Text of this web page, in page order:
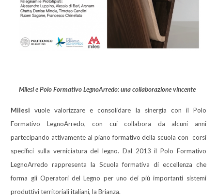
Milesi e Polo Formativo LegnoArredo: una collaborazione vincente
Milesi vuole valorizzare e consolidare la sinergia con il Polo
Formativo LegnoArredo, con cui collabora da alcuni anni
partecipando attivamente al piano formativo della scuola con corsi
specifici sulla verniciatura del legno. Dal 2013 il Polo Formativo
LegnoArredo rappresenta la Scuola formativa di eccellenza che
forma gli Operatori del Legno per uno dei più importanti sistemi
produttivi territoriali italiani, la Brianza.